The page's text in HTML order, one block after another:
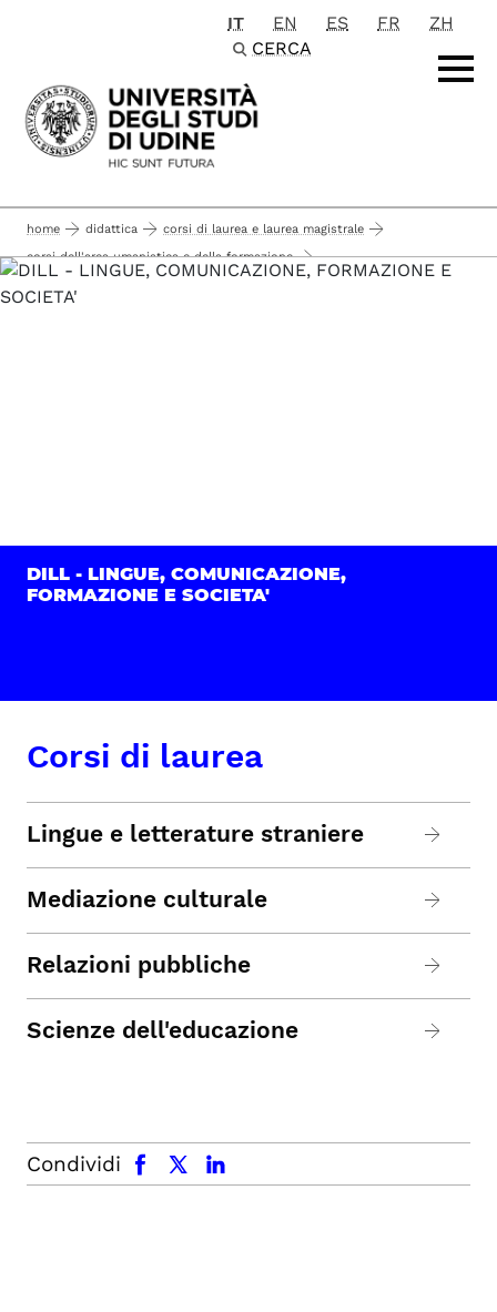
Passa al contenuto principale
IT EN ES FR
ZH
CERCA
home didattica
corsi di laurea e laurea magistrale
corsi dell'area umanistica e della formazione
lingue, comunicazione e formazione
DILL - LINGUE, COMUNICAZIONE,
FORMAZIONE E SOCIETA'
Corsi di laurea
Lingue e letterature straniere
Mediazione culturale
Relazioni pubbliche
Scienze dell'educazione
Condividi
facebook x.com linkedin